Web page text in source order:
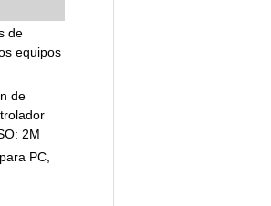
de
equipos
de
2M
PC,